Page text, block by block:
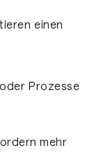
einen
Prozesse
mehr